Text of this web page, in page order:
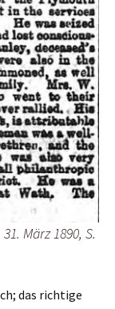
März 1890, S.
das richtige